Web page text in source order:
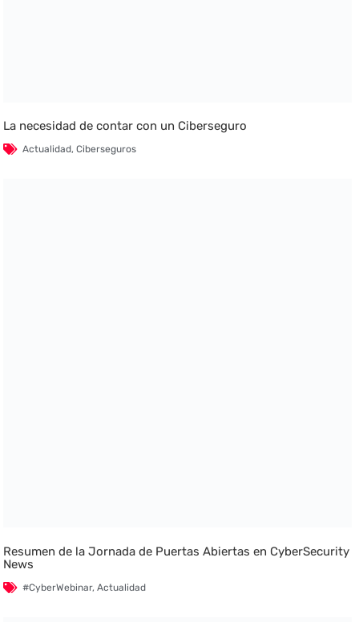
La necesidad de contar con un Ciberseguro
Actualidad,Ciberseguros
Resumen de la Jornada de Puertas Abiertas en CyberSecurity
News
#CyberWebinar,Actualidad